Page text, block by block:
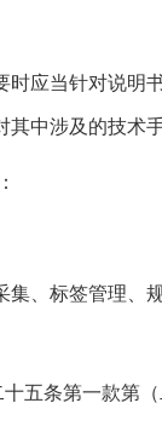
应当针对说
中涉及的技术
、标签管理、
五条第一款第